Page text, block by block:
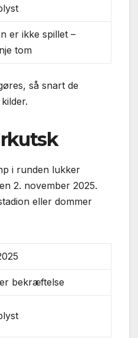
er ikke spillet –
tom
så snart de
i runden lukker
2. november 2025.
eller dommer
bekræftelse